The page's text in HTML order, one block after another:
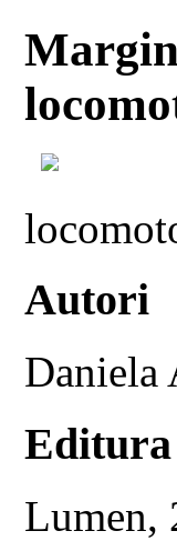
Autori
Daniela
Editura
Lumen,